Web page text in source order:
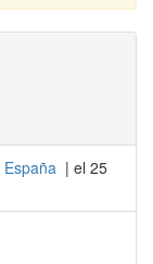
España | el 25